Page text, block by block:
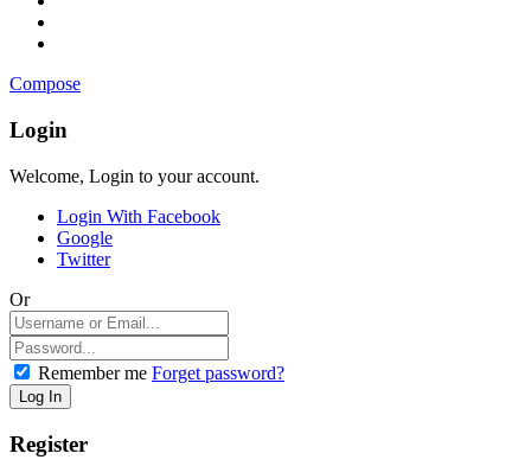
Compose
Login
Welcome, Login to your account.
Login With Facebook
Google
Twitter
Or
Remember me Forget password?
Register